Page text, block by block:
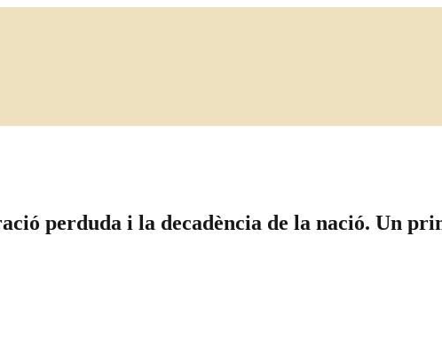
perduda i la decadència de la nació. Un